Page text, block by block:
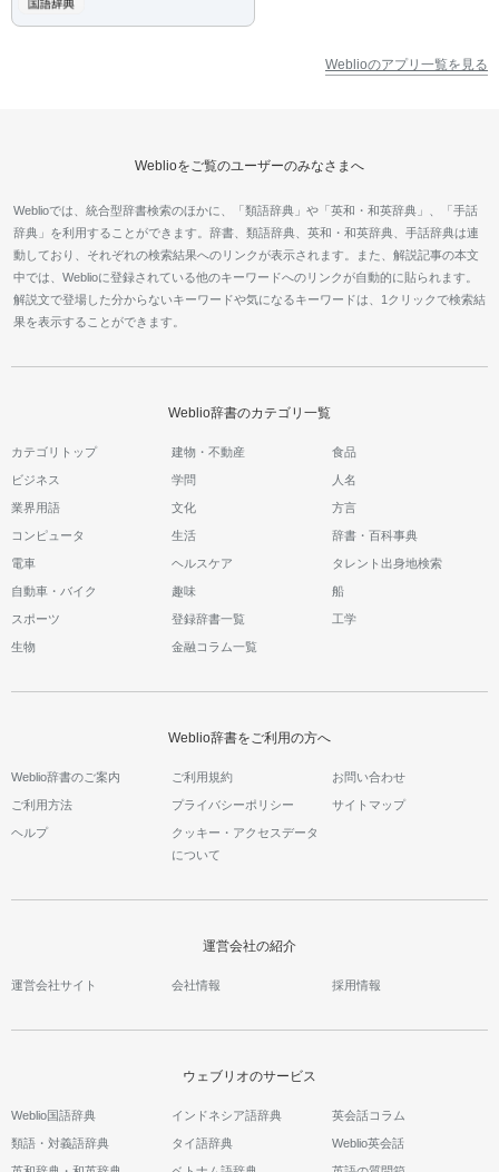
Weblioのアプリ一覧を見る
Weblioをご覧のユーザーのみなさまへ
Weblioでは、統合型辞書検索のほかに、「類語辞典」や「英和・和英辞典」、「手話
辞典」を利用することができます。辞書、類語辞典、英和・和英辞典、手話辞典は連
動しており、それぞれの検索結果へのリンクが表示されます。また、解説記事の本文
中では、Weblioに登録されている他のキーワードへのリンクが自動的に貼られます。
解説文で登場した分からないキーワードや気になるキーワードは、1クリックで検索結
果を表示することができます。
Weblio辞書のカテゴリ一覧
カテゴリトップ 建物・不動産 食品
ビジネス 学問 人名
業界用語 文化 方言
コンピュータ 生活 辞書・百科事典
電車 ヘルスケア タレント出身地検索
自動車・バイク 趣味 船
スポーツ 登録辞書一覧 工学
生物 金融コラム一覧
Weblio辞書をご利用の方へ
Weblio辞書のご案内 ご利用規約 お問い合わせ
ご利用方法 プライバシーポリシー サイトマップ
ヘルプ
クッキー・アクセスデータ
について
運営会社の紹介
運営会社サイト 会社情報 採用情報
ウェブリオのサービス
Weblio国語辞典
類語・対義語辞典
インドネシア語辞典
タイ語辞典
英会話コラム
Weblio英会話